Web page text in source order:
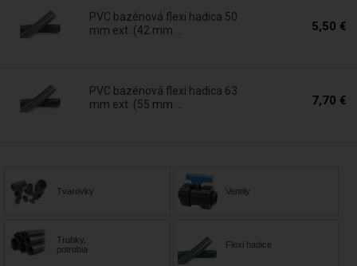
PVC bazénová flexi hadica 50
mm ext. (42 mm ...
5,50 €
PVC bazénová flexi hadica 63
mm ext. (55 mm ...
7,70 €
Tvarovky Ventily
Trubky,
potrubia
Flexi hadice